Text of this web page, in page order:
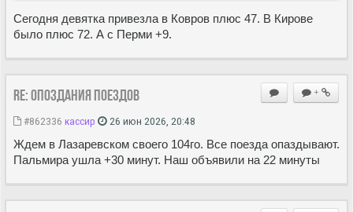
Сегодня девятка привезла в Ковров плюс 47. В Кирове
было плюс 72. А с Перми +9.
+
Re: Опоздания поездов
#862336 кассир 26 июн 2026, 20:48
Ждем в Лазаревском своего 104го. Все поезда опаздывают.
Пальмира ушла +30 минут. Наш объявили на 22 минуты